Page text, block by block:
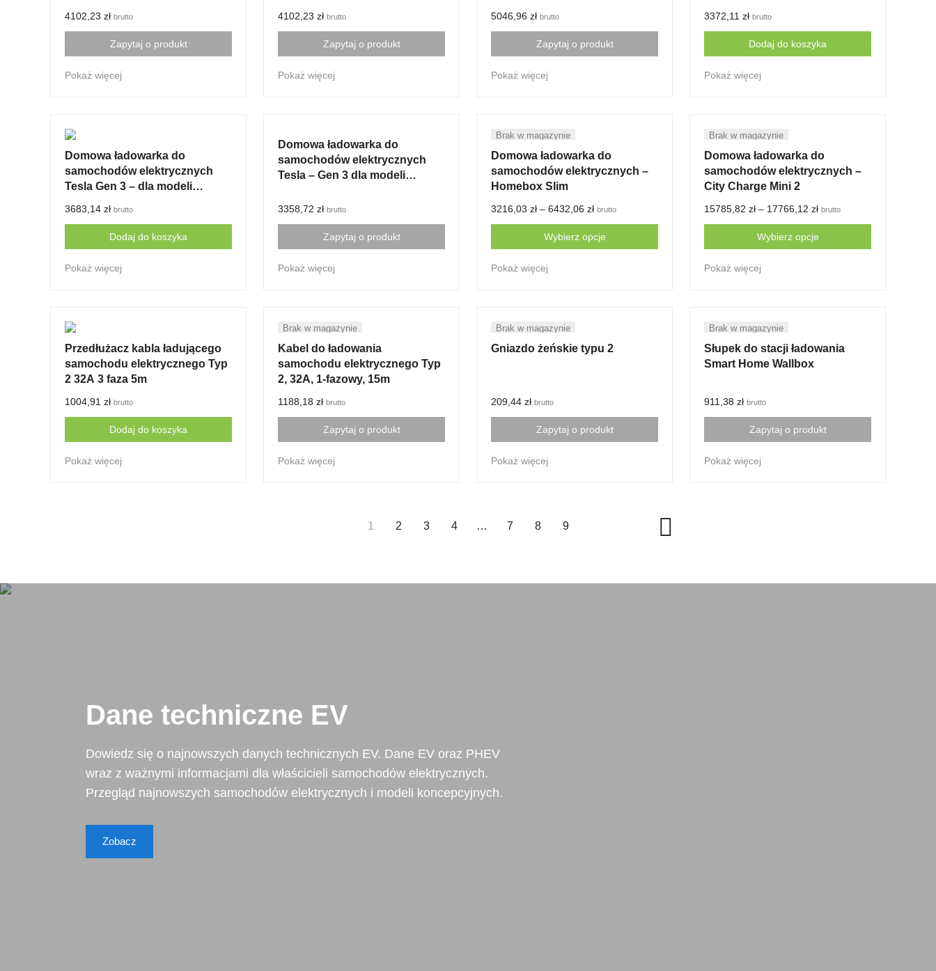
4102,23 zł brutto
Zapytaj o produkt
Pokaż więcej
4102,23 zł brutto
Zapytaj o produkt
Pokaż więcej
5046,96 zł brutto
Zapytaj o produkt
Pokaż więcej
3372,11 zł brutto
Dodaj do koszyka
Pokaż więcej
Domowa ładowarka do
samochodów elektrycznych
Tesla Gen 3 – dla modeli
3683,14 zł brutto
Dodaj do koszyka
Pokaż więcej
Domowa ładowarka do
samochodów elektrycznych
Tesla – Gen 3 dla modeli
3358,72 zł brutto
Zapytaj o produkt
Pokaż więcej
Domowa ładowarka do
samochodów elektrycznych –
Homebox Slim
3216,03 zł – 6432,06 zł brutto
Wybierz opcje
product
The
options
product
page
Pokaż więcej
Domowa ładowarka do
samochodów elektrycznych –
City Charge Mini 2
15785,82 zł – 17766,12 zł brutto
Wybierz opcje
product
The
options
may
product
page
Pokaż więcej
Przedłużacz kabla ładującego
samochodu elektrycznego Typ
2 32A 3 faza 5m
1004,91 zł brutto
Dodaj do koszyka
Pokaż więcej
Kabel do ładowania
samochodu elektrycznego Typ
2, 32A, 1-fazowy, 15m
1188,18 zł brutto
Zapytaj o produkt
Pokaż więcej
Gniazdo żeńskie typu 2
209,44 zł brutto
Zapytaj o produkt
Pokaż więcej
Słupek do stacji ładowania
Smart Home Wallbox
911,38 zł brutto
Zapytaj o produkt
Pokaż więcej
1 2 3 4 … 7 8 9
Dane techniczne EV
Dowiedz się o najnowszych danych technicznych EV. Dane EV oraz PHEV
wraz z ważnymi informacjami dla właścicieli samochodów elektrycznych.
Przegląd najnowszych samochodów elektrycznych i modeli koncepcyjnych.
Zobacz